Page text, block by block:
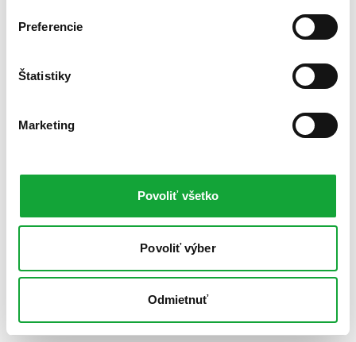
Preferencie
Štatistiky
Marketing
Povoliť všetko
Povoliť výber
Odmietnuť